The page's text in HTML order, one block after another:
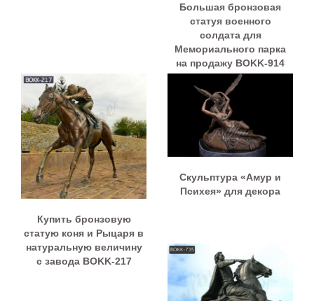
Большая бронзовая
статуя военного
солдата для
Мемориального парка
на продажу BOKK-914
Купить бронзовую
статую коня и Рыцаря в
натуральную величину
с завода BOKK-217
Скульптура «Амур и
Психея» для декора